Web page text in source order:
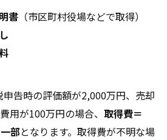
書（市区町村役場などで取得）
告時の評価額が2,000万円、売却
用が100万円の場合、 取得費＝
部となります。取得費が不明な場